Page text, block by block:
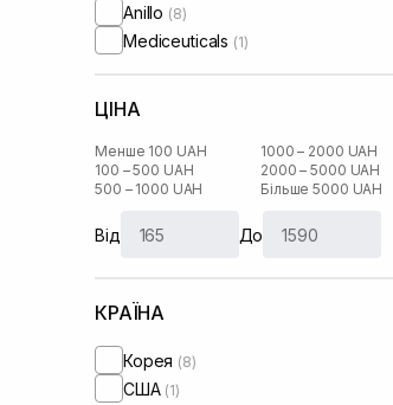
Anillo (8)
Mediceuticals (1)
ЦІНА
Менше 100 UAH
100 – 500 UAH
500 – 1000 UAH
1000 – 2000 UAH
2000 – 5000 UAH
Більше 5000 UAH
Від До
КРАЇНА
Корея (8)
США (1)